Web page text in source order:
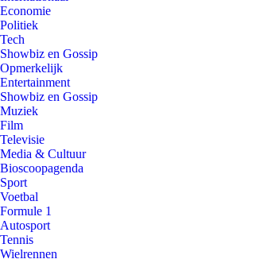
Economie
Politiek
Tech
Showbiz en Gossip
Opmerkelijk
Entertainment
Showbiz en Gossip
Muziek
Film
Televisie
Media & Cultuur
Bioscoopagenda
Sport
Voetbal
Formule 1
Autosport
Tennis
Wielrennen